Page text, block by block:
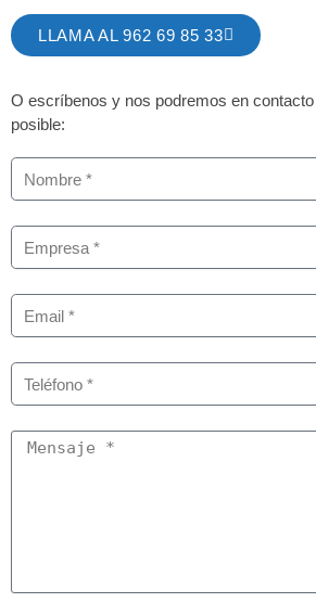
LLAMA AL 962 69 85 33
O escríbenos y nos podremos en
posible: